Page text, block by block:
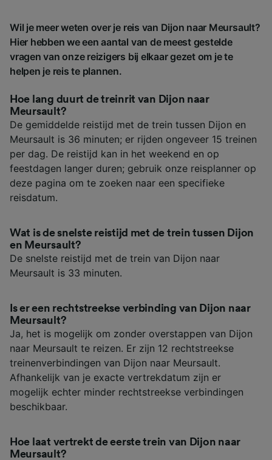
Wil je meer weten over je reis van Dijon naar Meursault?
Hier hebben we een aantal van de meest gestelde
vragen van onze reizigers bij elkaar gezet om je te
helpen je reis te plannen.
Hoe lang duurt de treinrit van Dijon naar
Meursault?
De gemiddelde reistijd met de trein tussen Dijon en
Meursault is 36 minuten; er rijden ongeveer 15 treinen
per dag. De reistijd kan in het weekend en op
feestdagen langer duren; gebruik onze reisplanner op
deze pagina om te zoeken naar een specifieke
reisdatum.
Wat is de snelste reistijd met de trein tussen Dijon
en Meursault?
De snelste reistijd met de trein van Dijon naar
Meursault is 33 minuten.
Is er een rechtstreekse verbinding van Dijon naar
Meursault?
Ja, het is mogelijk om zonder overstappen van Dijon
naar Meursault te reizen. Er zijn 12 rechtstreekse
treinenverbindingen van Dijon naar Meursault.
Afhankelijk van je exacte vertrekdatum zijn er
mogelijk echter minder rechtstreekse verbindingen
beschikbaar.
Hoe laat vertrekt de eerste trein van Dijon naar
Meursault?